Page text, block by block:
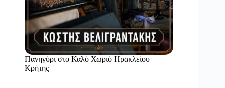
Πανηγύρι στο Καλό Χωριό Ηρακλείου
Κρήτης